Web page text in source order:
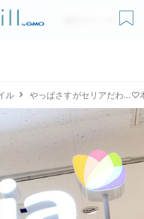
無料ダウンロード
ル やっぱさすがセリアだわ…♡